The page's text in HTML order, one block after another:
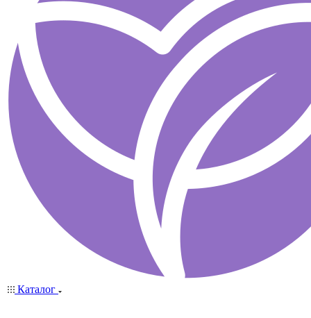
Каталог